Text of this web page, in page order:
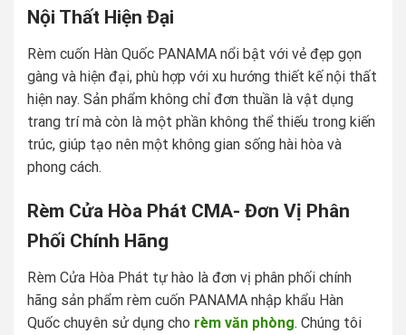
Nội Thất Hiện Đại
Rèm cuốn Hàn Quốc PANAMA nổi bật với vẻ đẹp gọn
gàng và hiện đại, phù hợp với xu hướng thiết kế nội thất
hiện nay. Sản phẩm không chỉ đơn thuần là vật dụng
trang trí mà còn là một phần không thể thiếu trong kiến
trúc, giúp tạo nên một không gian sống hài hòa và
phong cách.
Rèm Cửa Hòa Phát CMA- Đơn Vị Phân
Phối Chính Hãng
Rèm Cửa Hòa Phát tự hào là đơn vị phân phối chính
hãng sản phẩm rèm cuốn PANAMA nhập khẩu Hàn
Quốc chuyên sử dụng cho rèm văn phòng. Chúng tôi